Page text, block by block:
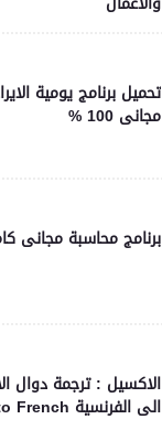
تحميل برنامج يومية
مجانى 100 %
برنامج محاسبة مجانى
الاكسيل : ترجمة دوال
الى الفرنسية Translate English to French